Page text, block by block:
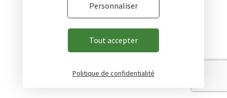
Tout accepter
Personnaliser
Politique de confidentialité